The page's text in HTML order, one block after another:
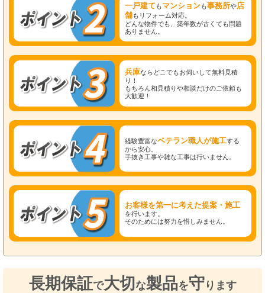
一戸建て もマンションも事務所や店
舗もリフォーム対応。
どんな物件でも、築年数が古くても問題
ありません。
兵庫ならどこでもお伺いして無料見積
り！
もちろん相見積りや相談だけのご依頼も
大歓迎！
経験豊富なベテラン職人が施工する
から安心。
手抜き工事や雑な工事は行いません。
お客様を第一に考えた提案・施工
を行います。
そのためには努力を惜しみません。
長期保証で大切 な製品を守 ります